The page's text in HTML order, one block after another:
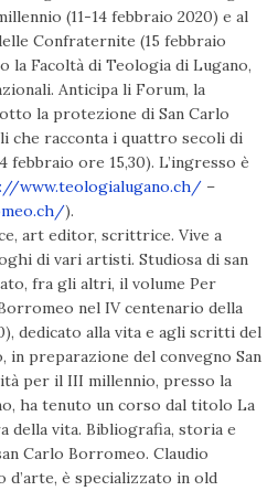
(11-14 febbraio 2020) e al
Confraternite (15 febbraio
la Facoltà di Teologia di Lugano,
Anticipa li Forum, la
la protezione di San Carlo
che racconta i quattro secoli di
ore 15,30). L’ingresso è
www.teologialugano.ch/ –
).
art editor, scrittrice. Vive a
di vari artisti. Studiosa di san
fra gli altri, il volume Per
nel IV centenario della
dedicato alla vita e agli scritti del
in preparazione del convegno San
per il III millennio, presso la
ha tenuto un corso dal titolo La
della vita. Bibliografia, storia e
Carlo Borromeo. Claudio
è specializzato in old